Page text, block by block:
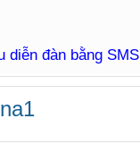
diễn đàn bằng SMS